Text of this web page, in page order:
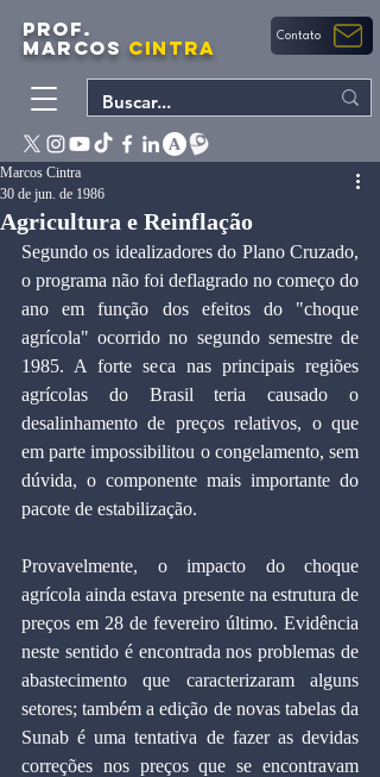
PROF.
MARCOS CINTRA Contato
Agricultura e Reinflação
Marcos Cintra
30 de jun. de 1986
Segundo os idealizadores do Plano Cruzado,
o programa não foi deflagrado no começo do
ano em função dos efeitos do "choque
agrícola" ocorrido no segundo semestre de
1985. A forte seca nas principais regiões
agrícolas do Brasil teria causado o
desalinhamento de preços relativos, o que
em parte impossibilitou o congelamento, sem
dúvida, o componente mais importante do
pacote de estabilização.
Provavelmente, o impacto do choque
agrícola ainda estava presente na estrutura de
preços em 28 de fevereiro último. Evidência
neste sentido é encontrada nos problemas de
abastecimento que caracterizaram alguns
setores; também a edição de novas tabelas da
Sunab é uma tentativa de fazer as devidas
correções nos preços que se encontravam